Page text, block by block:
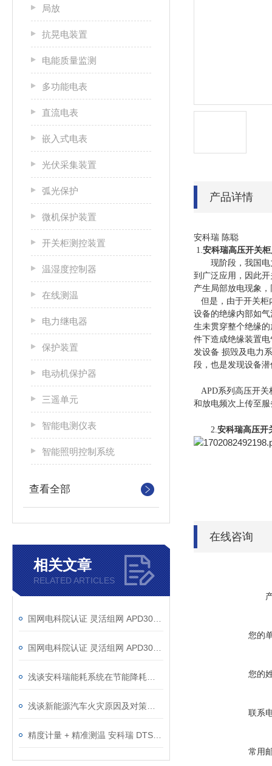
局放
抗晃电装置
电能质量监测
多功能电表
直流电表
嵌入式电表
光伏采集装置
弧光保护
微机保护装置
开关柜测控装置
温湿度控制器
在线测温
电力继电器
保护装置
电动机保护器
三遥单元
智能电测仪表
智能照明控制系统
查看全部
相关文章
RELATED ARTICLES
产品详情
安科瑞 陈聪
1.安科瑞高压开关
现阶段，我国电力
到广泛应用，因此
产生局部放电现象
但是，由于开关柜
设备的绝缘内部如
生未贯穿整个绝缘
件下造成绝缘装置
发设备 损毁及电力
段，也是发现设备
APD系列高压开关
和放电频次上传至
2.安科瑞高压开
在线咨询
您的
您的
联系
常用